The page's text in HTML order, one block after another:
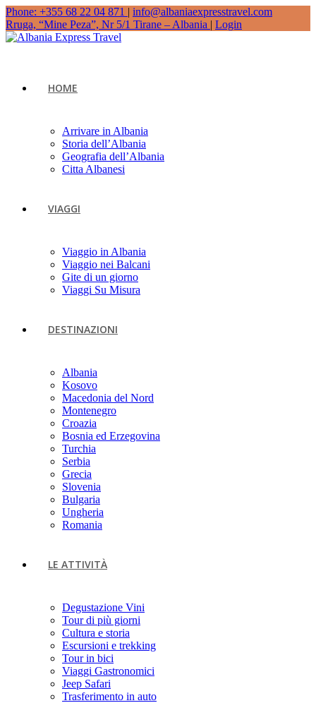
Phone: +355 68 22 04 871 | info@albaniaexpresstravel.com
Rruga, “Mine Peza”, Nr 5/1 Tirane – Albania | Login
HOME
Arrivare in Albania
Storia dell’Albania
Geografia dell’Albania
Citta Albanesi
VIAGGI
Viaggio in Albania
Viaggio nei Balcani
Gite di un giorno
Viaggi Su Misura
DESTINAZIONI
Albania
Kosovo
Macedonia del Nord
Montenegro
Croazia
Bosnia ed Erzegovina
Turchia
Serbia
Grecia
Slovenia
Bulgaria
Ungheria
Romania
LE ATTIVITÀ
Degustazione Vini
Tour di più giorni
Cultura e storia
Escursioni e trekking
Tour in bici
Viaggi Gastronomici
Jeep Safari
Trasferimento in auto